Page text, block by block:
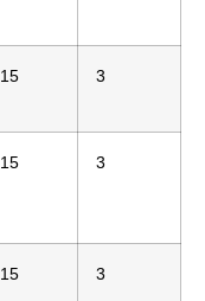
15 3
15 3
15 3